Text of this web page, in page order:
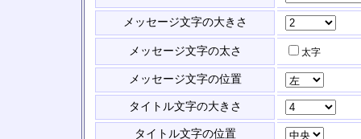
メッセージ文字の大きさ
メッセージ文字の太さ 太字
メッセージ文字の位置
タイトル文字の大きさ
タイトル文字の位置